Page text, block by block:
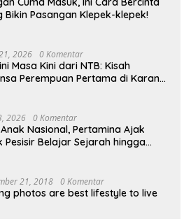
Bikin Pasangan Klepek-klepek!
2026 0 Komentar
Masa Kini dari NTB: Kisah
Perempuan Pertama di Karang
2026 0 Komentar
Nasional, Pertamina Ajak
Pesisir Belajar Sejarah hingga
21, 2018 0 Komentar
photos are best lifestyle to live